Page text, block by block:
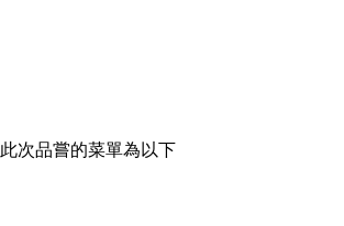
此次品嘗的菜單為以下